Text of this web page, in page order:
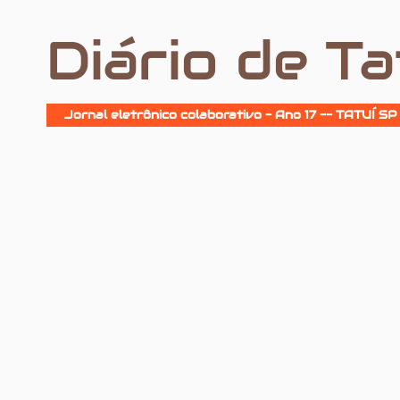
Diário de
Jornal eletrônico colaborativo - Ano 17 -- TATUÍ SP